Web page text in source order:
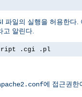
파일의 실행을 허용한다
고 알린다.
.cgi .pl
에 접근권한